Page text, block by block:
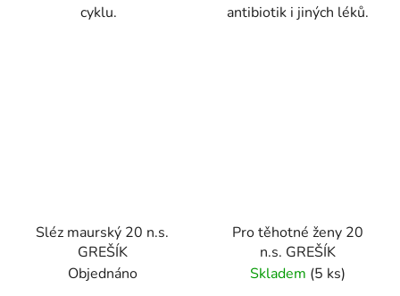
cyklu.
antibiotik i jiných léků.
Sléz maurský 20 n.s.
GREŠÍK
Objednáno
Pro těhotné ženy 20
n.s. GREŠÍK
Skladem (5 ks)